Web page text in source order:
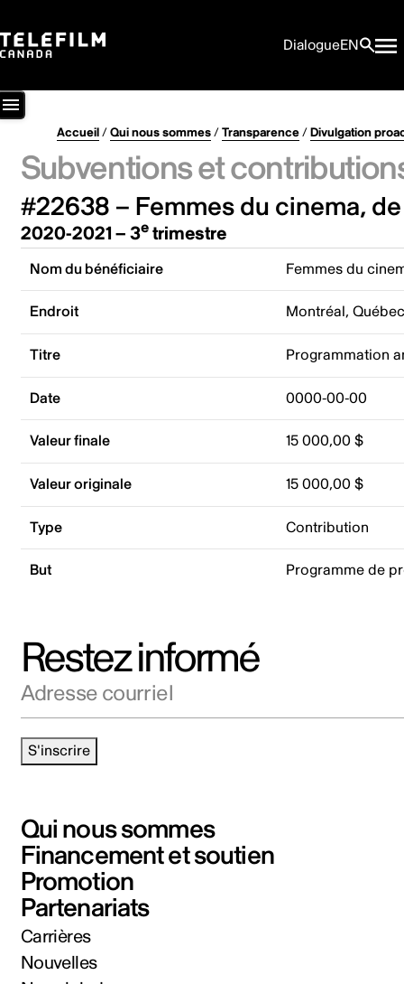
DialogueEN
Accueil/Qui nous sommes/Transparence/Divulgation
Subventions et
#22638 – Femmes du cinema,
2020-2021 – 3etrimestre
Nom du bénéficiaire Femmes du
Endroit Montréal,
Titre Programmation
Date 0000-00-00
Valeur finale 15 000,00 $
Valeur originale 15 000,00 $
Type Contribution
But Programme de
Restez informé
S'inscrire
Qui nous sommes
Financement et soutien
Promotion
Partenariats
Carrières
Nouvelles